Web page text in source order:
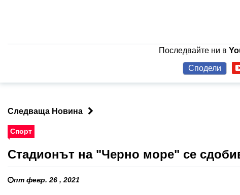
Последвайте ни в
Сподели
Следваща Новина
Спорт
Стадионът на "Черно море" се
пт февр. 26 , 2021